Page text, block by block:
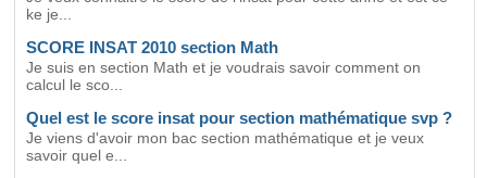
ke je...
SCORE INSAT 2010 section Math
Je suis en section Math et je voudrais savoir comment on
calcul le sco...
Quel est le score insat pour section mathématique svp ?
Je viens d'avoir mon bac section mathématique et je veux
savoir quel e...